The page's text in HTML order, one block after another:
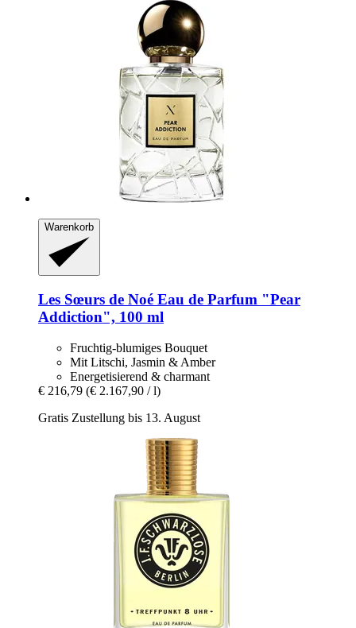
Warenkorb
Les Sœurs de Noé Eau de Parfum "Pear
Addiction", 100 ml
Fruchtig-blumiges Bouquet
Mit Litschi, Jasmin & Amber
Energetisierend & charmant
€ 216,79 (€ 2.167,90 / l)
Gratis Zustellung bis 13. August